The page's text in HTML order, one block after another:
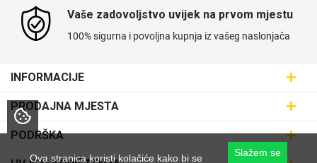
Vaše zadovoljstvo uvijek na prvom mjestu
100% sigurna i povoljna kupnja iz vašeg naslonjača
INFORMACIJE
SVIJET MASKICA d.o.o.
Aleja javora 13, 10000 Zagreb
095 5555 345
PRODAJNA MJESTA
Poslovnica Trešnjevka
PODRŠKA
DostavaOva stranica koristi kolačiće kako bi se Slažem se